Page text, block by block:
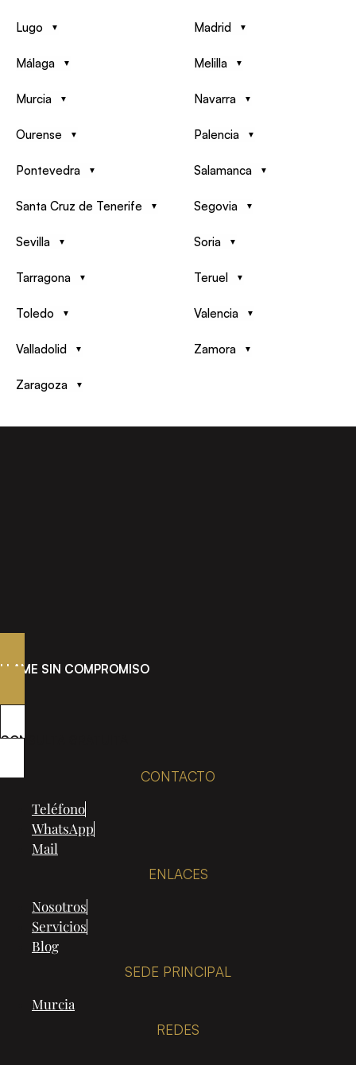
Lugo Madrid
Málaga Melilla
Murcia Navarra
Ourense Palencia
Pontevedra Salamanca
Santa Cruz de Tenerife Segovia
Sevilla Soria
Tarragona Teruel
Toledo Valencia
Valladolid Zamora
Zaragoza
LLAME SIN COMPROMISO
CONSULTA GRATUITA
CONTACTO
Teléfono
WhatsApp
Mail
ENLACES
Nosotros
Servicios
Blog
SEDE PRINCIPAL
Murcia
REDES